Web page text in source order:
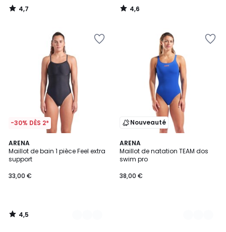
4,7
/
4,6
/
-30% DÈS 2*
ARENA
Maillot de bain 1 pièce Feel extra
support
33,00 €
4,5
/ 5
2
Couleurs
4,5
/
Nouveauté
ARENA
Maillot de natation TEAM dos
swim pro
38,00 €
2
Couleurs